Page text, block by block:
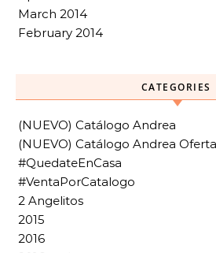
March 2014
February 2014
CATEGORIES
(NUEVO) Catálogo Andrea
(NUEVO) Catálogo Andrea
#QuedateEnCasa
#VentaPorCatalogo
2 Angelitos
2015
2016